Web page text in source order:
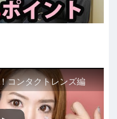
コンタクトレンズ編